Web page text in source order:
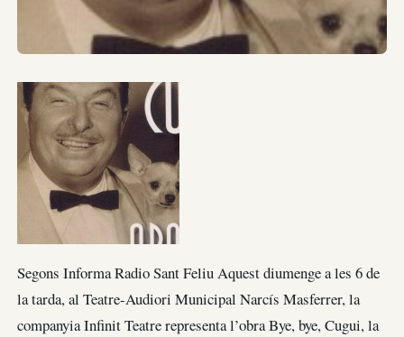
Segons Informa Radio Sant Feliu Aquest diumenge a les 6 de
la tarda, al Teatre-Audiori Municipal Narcís Masferrer, la
companyia Infinit Teatre representa l’obra Bye, bye, Cugui, la